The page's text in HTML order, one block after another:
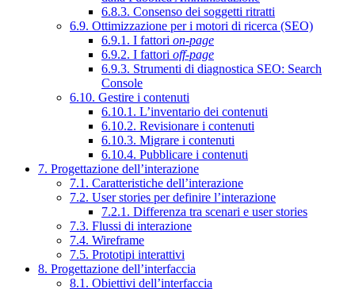
6.8.3. Consenso dei soggetti ritratti
6.9. Ottimizzazione per i motori di ricerca (SEO)
6.9.1. I fattori on-page
6.9.2. I fattori off-page
6.9.3. Strumenti di diagnostica SEO: Search
Console
6.10. Gestire i contenuti
6.10.1. L’inventario dei contenuti
6.10.2. Revisionare i contenuti
6.10.3. Migrare i contenuti
6.10.4. Pubblicare i contenuti
7. Progettazione dell’interazione
7.1. Caratteristiche dell’interazione
7.2. User stories per definire l’interazione
7.2.1. Differenza tra scenari e user stories
7.3. Flussi di interazione
7.4. Wireframe
7.5. Prototipi interattivi
8. Progettazione dell’interfaccia
8.1. Obiettivi dell’interfaccia